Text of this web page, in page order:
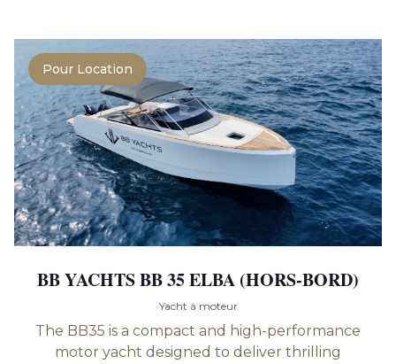
Pour Location
BB YACHTS BB 35 ELBA (HORS-BORD)
Yacht à moteur
The BB35 is a compact and high-performance
motor yacht designed to deliver thrilling